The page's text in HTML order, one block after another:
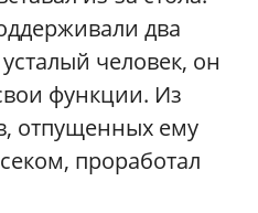
два
человек, он
функции. Из
отпущенных ему
проработал